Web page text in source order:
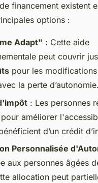
financement existent
options :
Adapt" : Cette aide
peut couvrir
pour les
la perte d’autonomie.
: Les personnes
améliorer
d’un crédit
Personnalisée
aux personnes âgées
allocation peut